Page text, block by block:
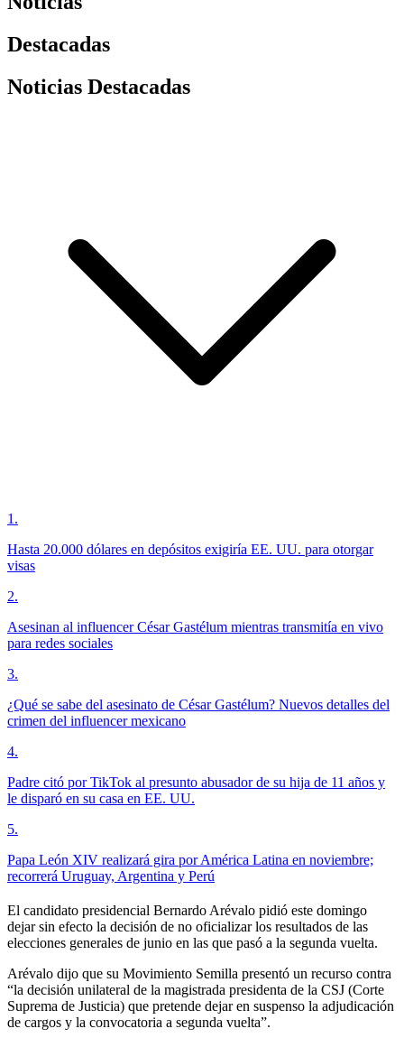
Destacadas
Noticias Destacadas
1 .
Hasta 20.000 dólares en depósitos exigiría EE. UU. para otorgar
visas
2.
Asesinan al influencer César Gastélum mientras transmitía en vivo
para redes sociales
3.
¿Qué se sabe del asesinato de César Gastélum? Nuevos detalles del
crimen del influencer mexicano
4.
Padre citó por TikTok al presunto abusador de su hija de 11 años y
le disparó en su casa en EE. UU.
5.
Papa León XIV realizará gira por América Latina en noviembre;
recorrerá Uruguay, Argentina y Perú
El candidato presidencial Bernardo Arévalo pidió este domingo
dejar sin efecto la decisión de no oficializar los resultados de las
elecciones generales de junio en las que pasó a la segunda vuelta.
Arévalo dijo que su Movimiento Semilla presentó un recurso contra
“la decisión unilateral de la magistrada presidenta de la CSJ (Corte
Suprema de Justicia) que pretende dejar en suspenso la adjudicación
de cargos y la convocatoria a segunda vuelta”.